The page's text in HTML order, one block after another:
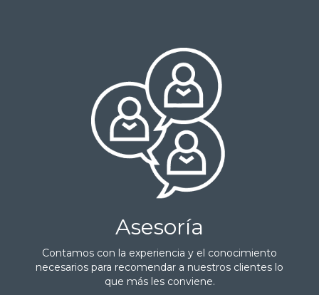
Asesoría
Contamos con la experiencia y el conocimiento
necesarios para recomendar a nuestros clientes lo
que más les conviene.